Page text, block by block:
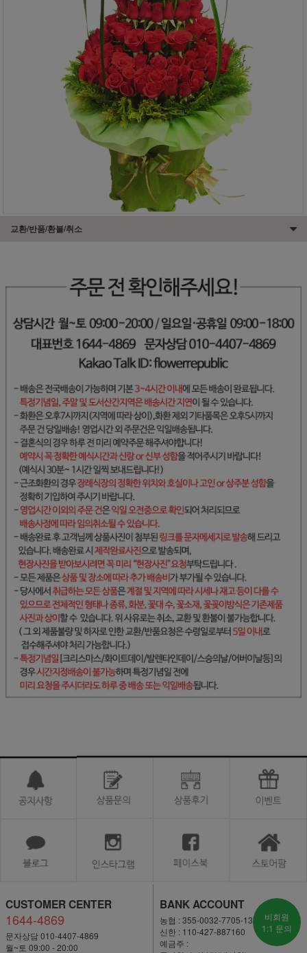
교환/반품/환불/취소
CUSTOMER CENTER
1644-4869
문자상담 010-4407-4869
월~토 09:00 - 20:00
BANK ACCOUNT
농협 : 355-0032-7705-13
신한 : 110-427-887160
예금주 :
비회원
1:1 문의